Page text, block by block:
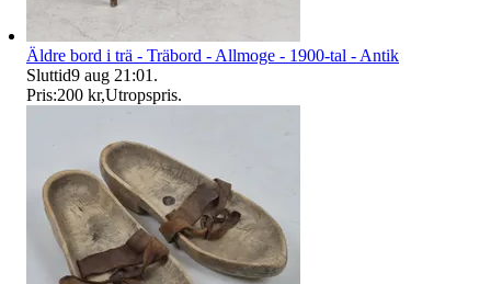
Äldre bord i trä - Träbord - Allmoge - 1900-tal - Antik
Sluttid9 aug 21:01 .
Pris:200 kr,Utropspris.